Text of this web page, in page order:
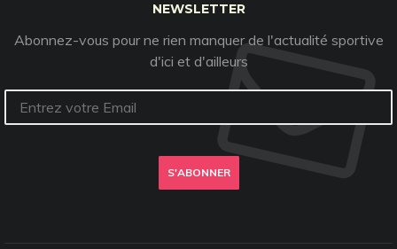
NEWSLETTER
Abonnez-vous pour ne rien manquer de l'actualité sportive
d'ici et d'ailleurs
S'ABONNER